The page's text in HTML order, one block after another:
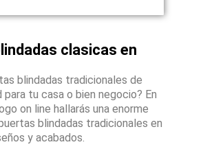
clasicas en
blindadas tradicionales de
para tu casa o bien negocio? En
on line hallarás una enorme
blindadas tradicionales en
y acabados.